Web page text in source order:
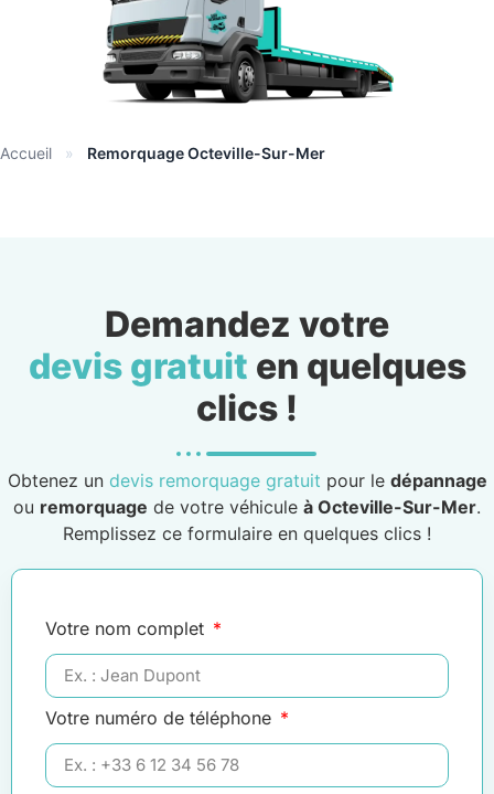
Accueil » Remorquage Octeville-Sur-Mer
Demandez votre
devis gratuit en quelques
clics !
Obtenez un devis remorquage gratuit pour le dépannage
ou remorquage de votre véhicule à Octeville-Sur-Mer.
Remplissez ce formulaire en quelques clics !
Votre nom complet
Votre numéro de téléphone